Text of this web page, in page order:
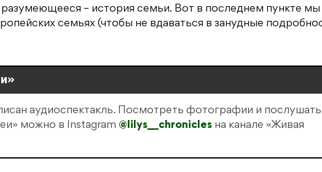
– история семьи. Вот в последнем пункте мы
семьях (чтобы не вдаваться в занудные
аудиоспектакль. Посмотреть фотографии и послушать
можно в Instagram @lilys__chronicles на канале «Живая